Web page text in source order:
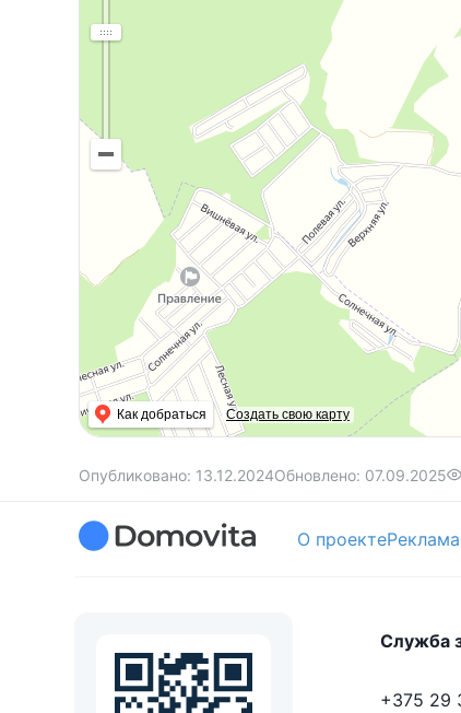
Как добраться Создать свою карту
Опубликовано: 13.12.2024Обновлено: 07.09.2025
О проектеРеклама
Служба
+375 29